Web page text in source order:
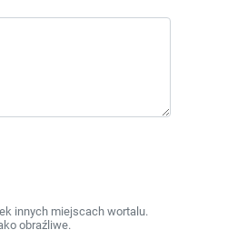
innych miejscach wortalu.
obraźliwe.